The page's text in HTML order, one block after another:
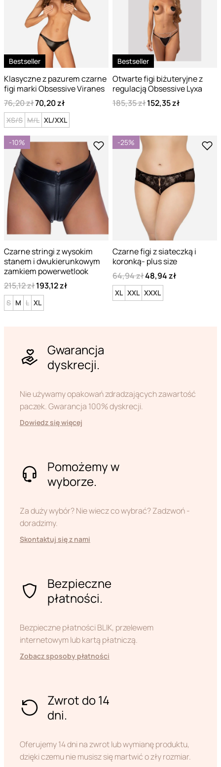
Bestseller
Klasyczne z pazurem czarne
figi marki Obsessive Viranes
76,20 zł70,20 zł
XS/S M/L XL/XXL
Bestseller
Otwarte figi biżuteryjne z
regulacją Obsessive Lyxa
185,35 zł152,35 zł
-10%
Czarne stringi z wysokim
stanem i dwukierunkowym
zamkiem powerwetlook
215,12 zł193,12 zł
S M L XL
-25%
Czarne figi z siateczką i
koronką- plus size
64,94 zł48,94 zł
XL XXL XXXL
Gwarancja
dyskrecji.
Nie używamy opakowań zdradzających zawartość
paczek. Gwarancja 100% dyskrecji.
Dowiedz się więcej
Pomożemy w
wyborze.
Za duży wybór? Nie wiecz co wybrać? Zadzwoń -
doradzimy.
Skontaktuj się z nami
Bezpieczne
płatności.
Bezpieczne płatności BLIK, przelewem
internetowym lub kartą płatniczą.
Zobacz sposoby płatności
Zwrot do 14
dni.
Oferujemy 14 dni na zwrot lub wymianę produktu,
dzięki czemu nie musisz się martwić o zły rozmiar.